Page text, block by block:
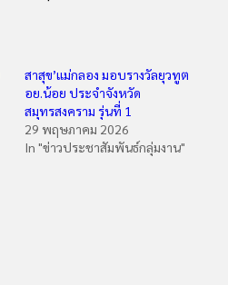
สาสุข’แม่กลอง มอบรางวัลยุวทูต
อย.น้อย ประจำจังหวัด
สมุทรสงคราม รุ่นที่ 1
29 พฤษภาคม 2026
In "ข่าวประชาสัมพันธ์กลุ่มงาน"